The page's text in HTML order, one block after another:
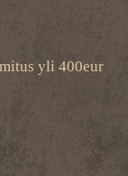
yli 400eur